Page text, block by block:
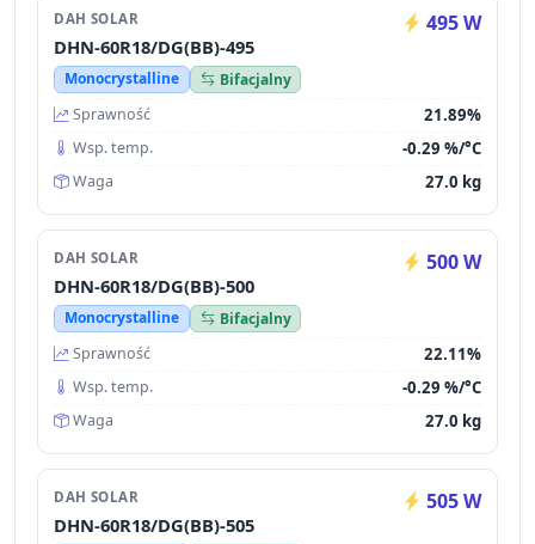
DAH SOLAR 495 W
DHN-60R18/DG(BB)-495
Monocrystalline
Bifacjalny
Sprawność
21.89%
Wsp. temp. -0.29 %/°C
Waga 27.0 kg
DAH SOLAR 500 W
DHN-60R18/DG(BB)-500
Monocrystalline
Bifacjalny
Sprawność
22.11%
Wsp. temp. -0.29 %/°C
Waga 27.0 kg
DAH SOLAR 505 W
DHN-60R18/DG(BB)-505